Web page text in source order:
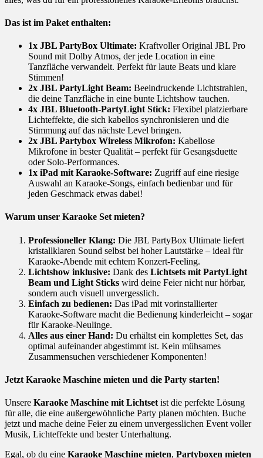
Das ist im Paket enthalten:
1x JBL PartyBox Ultimate: Kraftvoller Original JBL Pro
Sound mit Dolby Atmos, der jede Location in eine
Tanzfläche verwandelt. Perfekt für laute Beats und klare
Stimmen!
2x JBL PartyLight Beam: Beeindruckende Lichtstrahlen,
die deine Tanzfläche in eine bunte Lichtshow tauchen.
4x JBL Bluetooth-PartyLight Stick: Flexibel platzierbare
Lichteffekte, die sich kabellos synchronisieren und die
Stimmung auf das nächste Level bringen.
2x JBL Partybox Wireless Mikrofon: Kabellose
Mikrofone in bester Qualität – perfekt für Gesangsduette
oder Solo-Performances.
1x iPad mit Karaoke-Software: Zugriff auf eine riesige
Auswahl an Karaoke-Songs, einfach bedienbar und für
jeden Geschmack etwas dabei!
Warum unser Karaoke Set mieten?
Professioneller Klang: Die JBL PartyBox Ultimate liefert
kristallklaren Sound selbst bei hoher Lautstärke – ideal für
Karaoke-Abende mit echtem Konzert-Feeling.
Lichtshow inklusive: Dank des Lichtsets mit PartyLight
Beam und Light Sticks wird deine Feier nicht nur hörbar,
sondern auch visuell unvergesslich.
Einfach zu bedienen: Das iPad mit vorinstallierter
Karaoke-Software macht die Bedienung kinderleicht – sogar
für Karaoke-Neulinge.
Alles aus einer Hand: Du erhältst ein komplettes Set, das
optimal aufeinander abgestimmt ist. Kein mühsames
Zusammensuchen verschiedener Komponenten!
Jetzt Karaoke Maschine mieten und die Party starten!
Unsere Karaoke Maschine mit Lichtset ist die perfekte Lösung
für alle, die eine außergewöhnliche Party planen möchten. Buche
jetzt und mache deine Feier zu einem unvergesslichen Event voller
Musik, Lichteffekte und bester Unterhaltung.
Egal, ob du eine Karaoke Maschine mieten, Partyboxen mieten